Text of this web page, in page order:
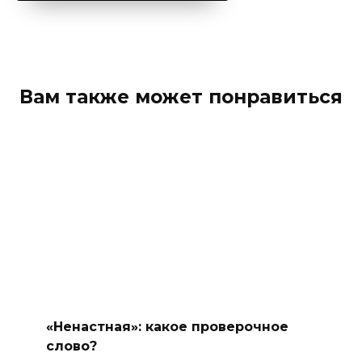
Вам также может понравиться
«Ненастная»: какое проверочное
слово?